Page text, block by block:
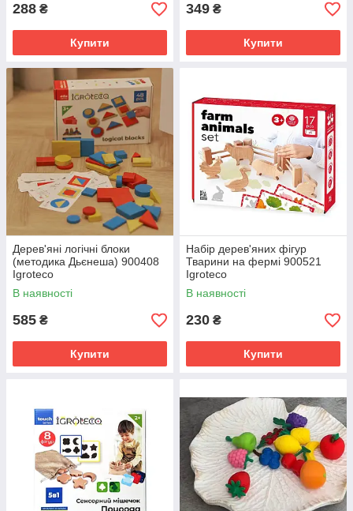
288 ₴
Купити
349 ₴
Купити
Дерев'яні логічні блоки
(методика Дьєнеша) 900408
Igroteco
В наявності
585 ₴
Купити
Набір дерев'яних фігур
Тварини на фермі 900521
Igroteco
В наявності
230 ₴
Купити